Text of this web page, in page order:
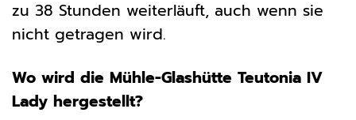
zu 38 Stunden weiterläuft, auch wenn sie
nicht getragen wird.
Wo wird die Mühle-Glashütte Teutonia IV
Lady hergestellt?